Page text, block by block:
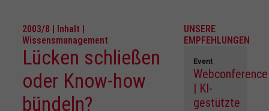
2003/8 | Inhalt |
Wissensmanagement
Lücken schließen
oder Know-how
bündeln?
UNSERE
EMPFEHLUNGEN
Event
Webconference
| KI-
gestützte